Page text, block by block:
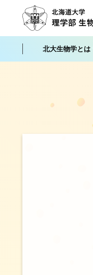
北大生物学とは